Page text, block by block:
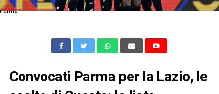
Parma
Convocati Parma per la Lazio, le